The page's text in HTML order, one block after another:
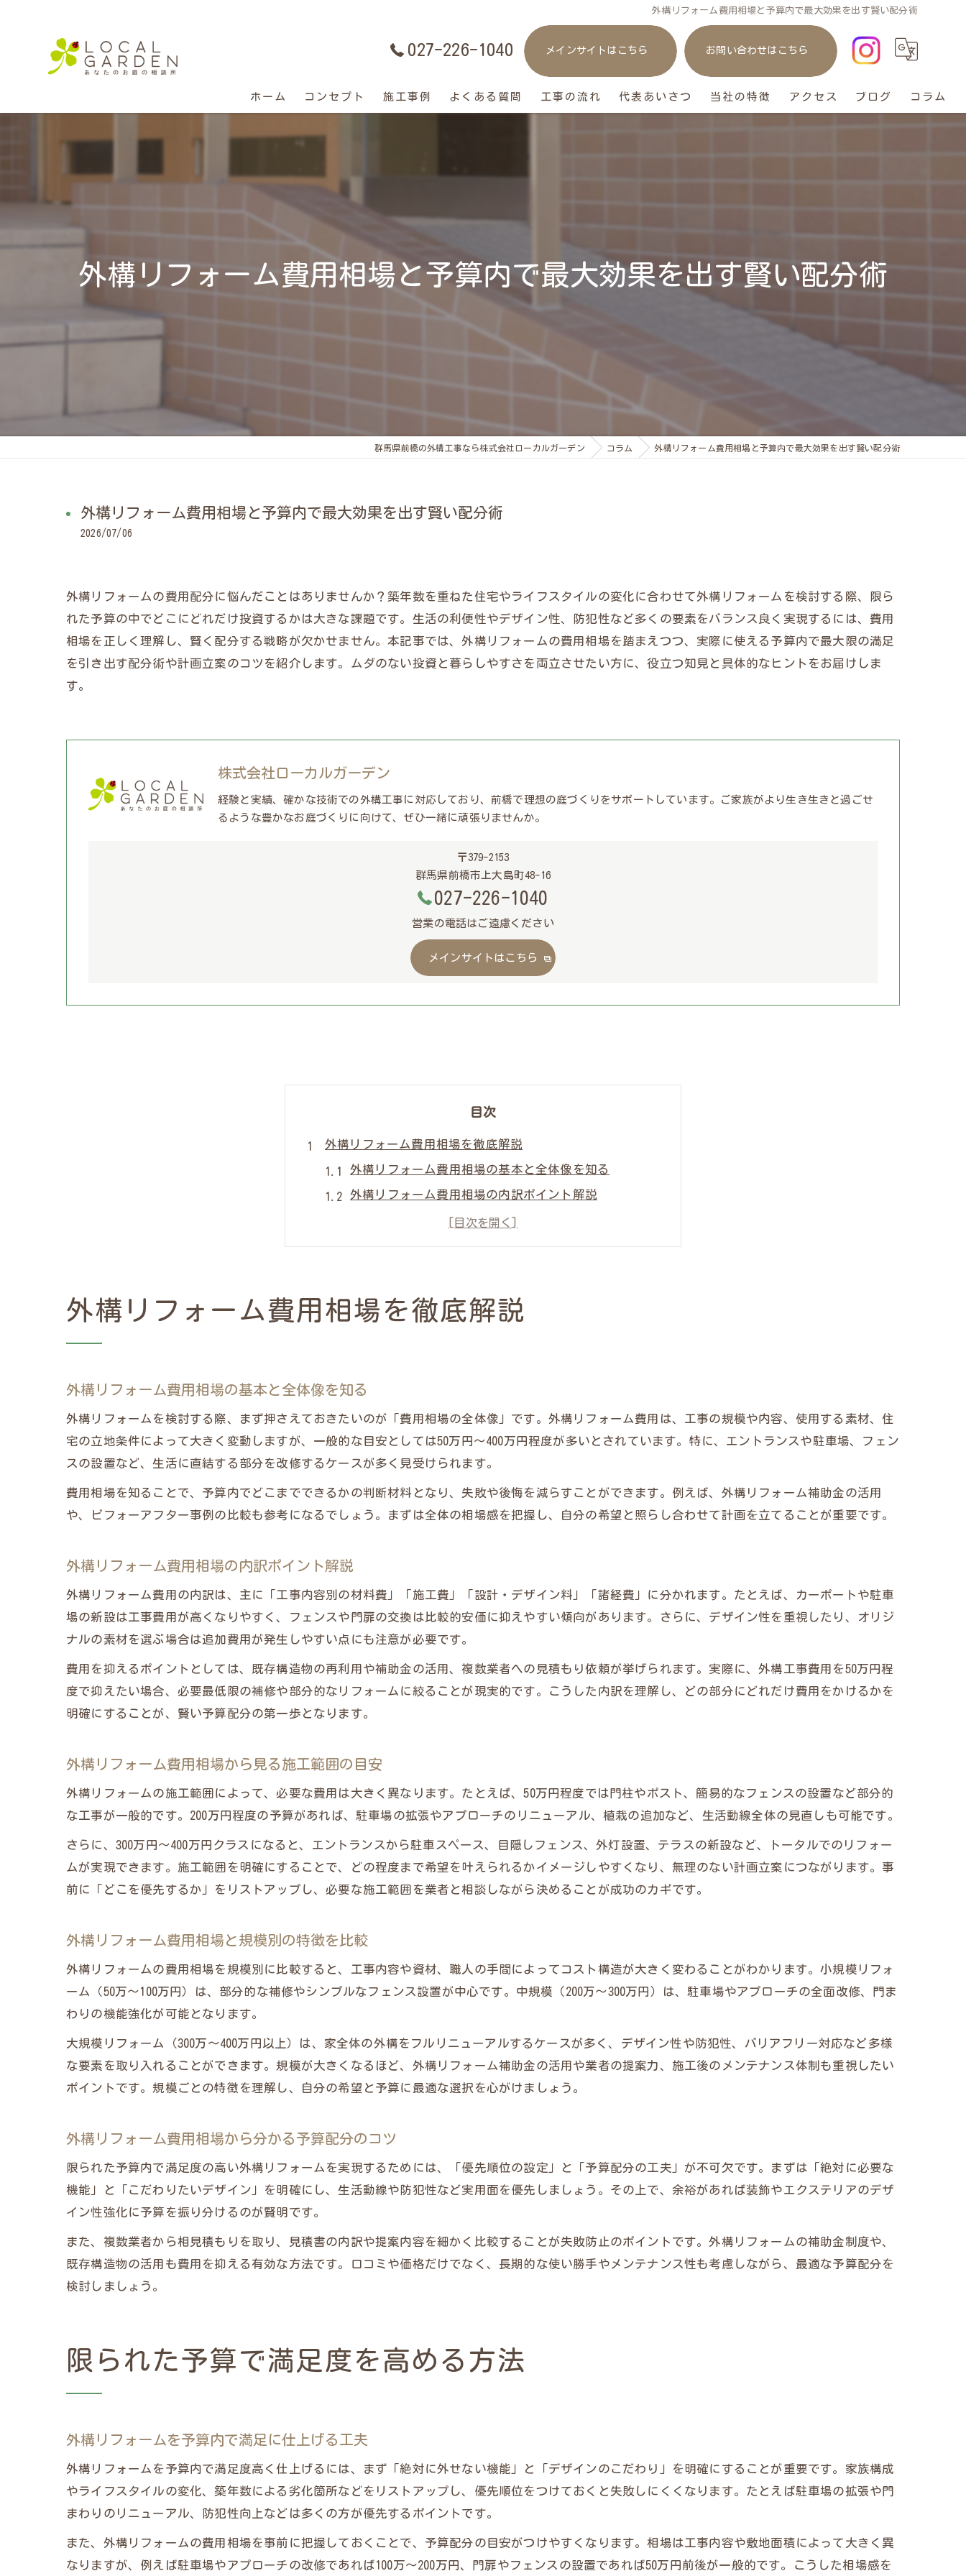
外構リフォーム費用相場と予算内で最大効果を出す賢い配分術
027-226-1040 メインサイトはこちら お問い合わせはこちら
ホーム コンセプト 施工事例 よくある質問 工事の流れ 代表あいさつ 当社の特徴
ペット
アクセス ブログ コラム
外構リフォーム費用相場と予算内で最大効果を出す賢い配分術
群馬県前橋の外構工事なら株式会社ローカルガーデン コラム 外構リフォーム費用相場と予算内で最大効果を出す賢い配分術
外構リフォーム費用相場と予算内で最大効果を出す賢い配分術
2026/07/06
外構リフォームの費用配分に悩んだことはありませんか？築年数を重ねた住宅やライフスタイルの変化に合わせて外構リフォームを検討する際、限ら
れた予算の中でどこにどれだけ投資するかは大きな課題です。生活の利便性やデザイン性、防犯性など多くの要素をバランス良く実現するには、費用
相場を正しく理解し、賢く配分する戦略が欠かせません。本記事では、外構リフォームの費用相場を踏まえつつ、実際に使える予算内で最大限の満足
を引き出す配分術や計画立案のコツを紹介します。ムダのない投資と暮らしやすさを両立させたい方に、役立つ知見と具体的なヒントをお届けしま
す。
株式会社ローカルガーデン
経験と実績、確かな技術での外構工事に対応しており、前橋で理想の庭づくりをサポートしています。ご家族がより生き生きと過ごせ
るような豊かなお庭づくりに向けて、ぜひ一緒に頑張りませんか。
〒379-2153
群馬県前橋市上大島町48-16
027-226-1040
営業の電話はご遠慮ください
メインサイトはこちら
目次
外構リフォーム費用相場を徹底解説
外構リフォーム費用相場の基本と全体像を知る
外構リフォーム費用相場の内訳ポイント解説
外構リフォーム費用相場から見る施工範囲の目安
外構リフォーム費用相場と規模別の特徴を比較
限られた予算で満足度を高める方法
外構リフォームを予算内で満足に仕上げる工夫
外構リフォーム予算内で優先順位のつけ方
外構リフォームでコストを抑える賢い方法
配分で差がつく外構リフォームのコツ
外構リフォームの費用配分で満足度を高める秘訣
外構リフォームで失敗しない配分の考え方
外構リフォームで費用配分が成功のカギになる理由
外構リフォームの費用配分で後悔しない選択術
ビフォーアフターで見る賢い費用使い方
外構リフォームのビフォーアフター実例と費用配分
外構リフォームのビフォーアフターで費用配分を学ぶ
外構リフォームのビフォーアフター事例から見る活用法
外構リフォームの費用配分をビフォーアフターで検証
外構リフォームで賢く費用を使うビフォーアフター実践
外構リフォームで失敗しない予算配分の基本
外構リフォーム予算配分で注意すべき落とし穴
外構リフォームの予算配分チェックリスト
外構リフォームで予算配分の失敗例を防ぐ方法
外構リフォームで後悔しない予算配分の鉄則
補助金の活用で外構リフォームをもっと賢く
外構リフォーム補助金でコストダウンを実現する方法
外構リフォーム補助金の申請と活用ポイント
外構リフォーム補助金を活かした予算内リフォーム
外構リフォーム費用相場を徹底解説
外構リフォーム費用相場の基本と全体像を知る
外構リフォームを検討する際、まず押さえておきたいのが「費用相場の全体像」です。外構リフォーム費用は、工事の規模や内容、使用する素材、住
宅の立地条件によって大きく変動しますが、一般的な目安としては50万円～400万円程度が多いとされています。特に、エントランスや駐車場、フェン
スの設置など、生活に直結する部分を改修するケースが多く見受けられます。
費用相場を知ることで、予算内でどこまでできるかの判断材料となり、失敗や後悔を減らすことができます。例えば、外構リフォーム補助金の活用
や、ビフォーアフター事例の比較も参考になるでしょう。まずは全体の相場感を把握し、自分の希望と照らし合わせて計画を立てることが重要です。
外構リフォーム費用相場の内訳ポイント解説
外構リフォーム費用の内訳は、主に「工事内容別の材料費」「施工費」「設計・デザイン料」「諸経費」に分かれます。たとえば、カーポートや駐車
場の新設は工事費用が高くなりやすく、フェンスや門扉の交換は比較的安価に抑えやすい傾向があります。さらに、デザイン性を重視したり、オリジ
ナルの素材を選ぶ場合は追加費用が発生しやすい点にも注意が必要です。
費用を抑えるポイントとしては、既存構造物の再利用や補助金の活用、複数業者への見積もり依頼が挙げられます。実際に、外構工事費用を50万円程
度で抑えたい場合、必要最低限の補修や部分的なリフォームに絞ることが現実的です。こうした内訳を理解し、どの部分にどれだけ費用をかけるかを
明確にすることが、賢い予算配分の第一歩となります。
外構リフォーム費用相場から見る施工範囲の目安
外構リフォームの施工範囲によって、必要な費用は大きく異なります。たとえば、50万円程度では門柱やポスト、簡易的なフェンスの設置など部分的
な工事が一般的です。200万円程度の予算があれば、駐車場の拡張やアプローチのリニューアル、植栽の追加など、生活動線全体の見直しも可能です。
さらに、300万円～400万円クラスになると、エントランスから駐車スペース、目隠しフェンス、外灯設置、テラスの新設など、トータルでのリフォー
ムが実現できます。施工範囲を明確にすることで、どの程度まで希望を叶えられるかイメージしやすくなり、無理のない計画立案につながります。事
前に「どこを優先するか」をリストアップし、必要な施工範囲を業者と相談しながら決めることが成功のカギです。
外構リフォーム費用相場と規模別の特徴を比較
外構リフォームの費用相場を規模別に比較すると、工事内容や資材、職人の手間によってコスト構造が大きく変わることがわかります。小規模リフォ
ーム（50万～100万円）は、部分的な補修やシンプルなフェンス設置が中心です。中規模（200万～300万円）は、駐車場やアプローチの全面改修、門ま
わりの機能強化が可能となります。
大規模リフォーム（300万～400万円以上）は、家全体の外構をフルリニューアルするケースが多く、デザイン性や防犯性、バリアフリー対応など多様
な要素を取り入れることができます。規模が大きくなるほど、外構リフォーム補助金の活用や業者の提案力、施工後のメンテナンス体制も重視したい
ポイントです。規模ごとの特徴を理解し、自分の希望と予算に最適な選択を心がけましょう。
外構リフォーム費用相場から分かる予算配分のコツ
限られた予算内で満足度の高い外構リフォームを実現するためには、「優先順位の設定」と「予算配分の工夫」が不可欠です。まずは「絶対に必要な
機能」と「こだわりたいデザイン」を明確にし、生活動線や防犯性など実用面を優先しましょう。その上で、余裕があれば装飾やエクステリアのデザ
イン性強化に予算を振り分けるのが賢明です。
また、複数業者から相見積もりを取り、見積書の内訳や提案内容を細かく比較することが失敗防止のポイントです。外構リフォームの補助金制度や、
既存構造物の活用も費用を抑える有効な方法です。口コミや価格だけでなく、長期的な使い勝手やメンテナンス性も考慮しながら、最適な予算配分を
検討しましょう。
限られた予算で満足度を高める方法
外構リフォームを予算内で満足に仕上げる工夫
外構リフォームを予算内で満足度高く仕上げるには、まず「絶対に外せない機能」と「デザインのこだわり」を明確にすることが重要です。家族構成
やライフスタイルの変化、築年数による劣化箇所などをリストアップし、優先順位をつけておくと失敗しにくくなります。たとえば駐車場の拡張や門
まわりのリニューアル、防犯性向上などは多くの方が優先するポイントです。
また、外構リフォームの費用相場を事前に把握しておくことで、予算配分の目安がつけやすくなります。相場は工事内容や敷地面積によって大きく異
なりますが、例えば駐車場やアプローチの改修であれば100万～200万円、門扉やフェンスの設置であれば50万円前後が一般的です。こうした相場感を